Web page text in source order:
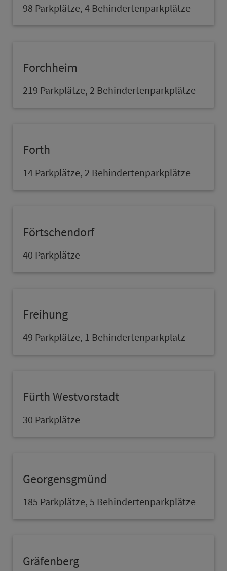
98 Parkplätze, 4 Behindertenparkplätze
Forch­heim
219 Parkplätze, 2 Behindertenparkplätze
Forth
14 Parkplätze, 2 Behindertenparkplätze
Förtschendorf
40 Parkplätze
Freihung
49 Parkplätze, 1 Behindertenpark­platz
Fürth Westvorstadt
30 Parkplätze
Georgensgmünd
185 Parkplätze, 5 Behindertenparkplätze
Gräfenberg